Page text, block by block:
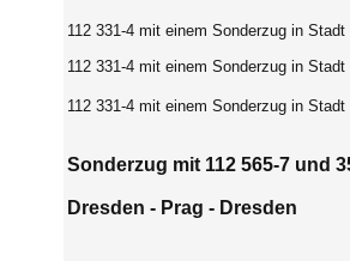
112 331-4 mit einem Sonderzug in Stadt
112 331-4 mit einem Sonderzug in Stadt
112 331-4 mit einem Sonderzug in Stadt
Sonderzug mit 112 565-7 und
Dresden - Prag - Dresden